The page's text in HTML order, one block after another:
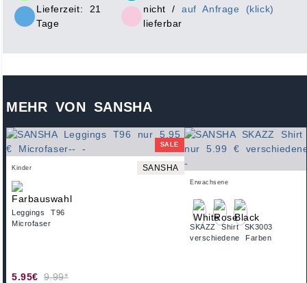
Lieferzeit: 21
Tage
nicht /auf Anfrage (klick)
lieferbar
MEHR VON SANSHA
SALE
Kinder SANSHA
Leggings T96
Microfaser
5.95€ 9.99*
Erwachsene
SKAZZ Shirt SK3003
verschiedene Farben